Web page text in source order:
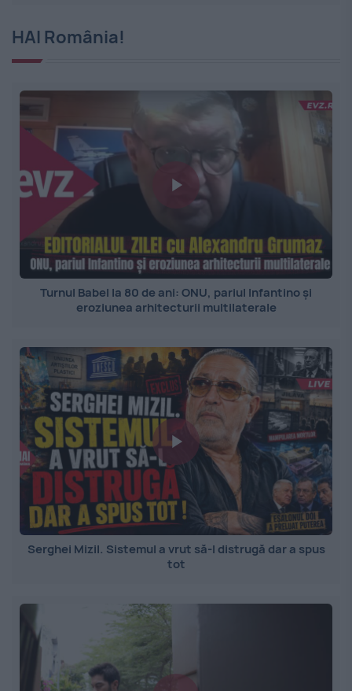
HAI România!
Turnul Babel la 80 de ani: ONU, pariul Infantino și
eroziunea arhitecturii multilaterale
Serghei Mizil. Sistemul a vrut să-l distrugă dar a spus
tot